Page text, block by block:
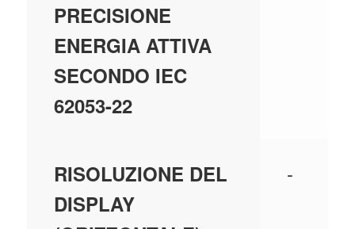
PRECISIONE
ENERGIA ATTIVA
SECONDO IEC
62053-22
RISOLUZIONE DEL
DISPLAY
-